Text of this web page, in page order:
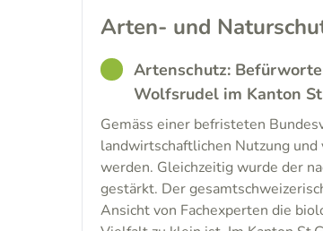
Arten- und
GOODArtenschutz:
Wolfsrudel im Kanton
Gemäss einer befristeten
landwirtschaftlichen Nutzung
werden. Gleichzeitig wurde der
gestärkt. Der
Ansicht von Fachexperten die